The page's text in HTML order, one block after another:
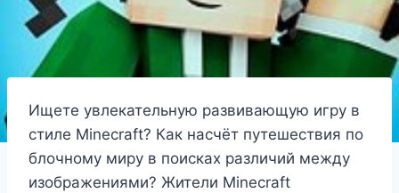
Ищете увлекательную развивающую игру в
стиле Minecraft? Как насчёт путешествия по
блочному миру в поисках различий между
изображениями? Жители Minecraft